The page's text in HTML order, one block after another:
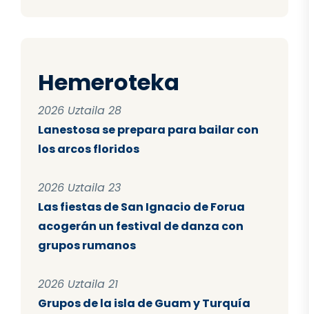
Hemeroteka
2026 Uztaila 28
Lanestosa se prepara para bailar con
los arcos floridos
2026 Uztaila 23
Las fiestas de San Ignacio de Forua
acogerán un festival de danza con
grupos rumanos
2026 Uztaila 21
Grupos de la isla de Guam y Turquía